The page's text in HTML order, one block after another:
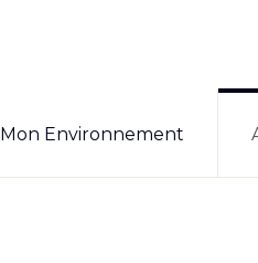
Mon Environnement